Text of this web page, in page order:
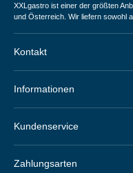
XXLgastro ist einer der größten
und Österreich. Wir liefern sowohl
Kontakt
Informationen
Kundenservice
Zahlungsarten